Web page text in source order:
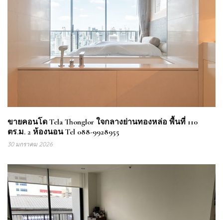
ขายคอนโด Tela Thonglor ใจกลางย่านทองหล่อ พื้นที่ 110
ตร.ม. 2 ห้องนอน Tel 088-9928955
30 มกราคม 2026